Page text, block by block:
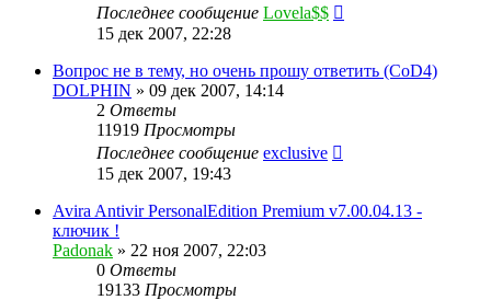
Последнее сообщение Lovela$$
15 дек 2007, 22:28
Вопрос не в тему, но очень прошу ответить (CoD4)
DOLPHIN » 09 дек 2007, 14:14
2 Ответы
11919 Просмотры
Последнее сообщение exclusive
15 дек 2007, 19:43
Avira Antivir PersonalEdition Premium v7.00.04.13 -
ключик !
Padonak » 22 ноя 2007, 22:03
0 Ответы
19133 Просмотры